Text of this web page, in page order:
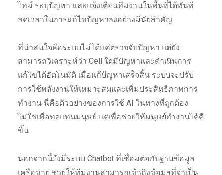
ไทม์ ระบุปัญหา และแจ้งเตือนทีมงานในพื้นที่ได้ทันที
ลดเวลาในการแก้ไขปัญหาลงอย่างมีนัยสำคัญ
ที่น่าสนใจคือระบบไม่ได้แค่ตรวจจับปัญหา แต่ยัง
สามารถวิเคราะห์ว่า Cell ใดมีปัญหาและดำเนินการ
แก้ไขได้อัตโนมัติ เมื่อแก้ปัญหาเสร็จสิ้น ระบบจะปรับ
การใช้พลังงานให้เหมาะสมและเพิ่มประสิทธิภาพการ
ทำงาน นี่คือตัวอย่างของการใช้ AI ในทางที่ถูกต้อง
ไม่ใช่เพื่อทดแทนมนุษย์ แต่เพื่อช่วยให้มนุษย์ทำงานได้ดี
ขึ้น
นอกจากนี้ยังมีระบบ Chatbot ที่เชื่อมต่อกับฐานข้อมูล
เครือข่าย ช่วยให้ทีมงานสามารถเข้าถึงข้อมูลที่จำเป็น